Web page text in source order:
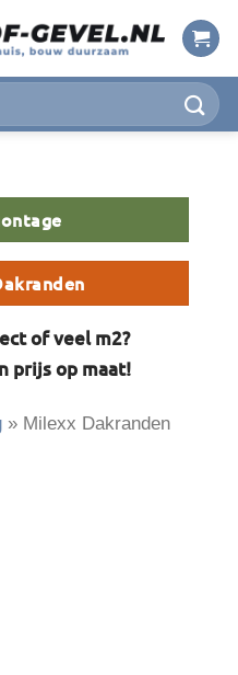
of veel m2?
prijs op maat!
» Milexx Dakranden